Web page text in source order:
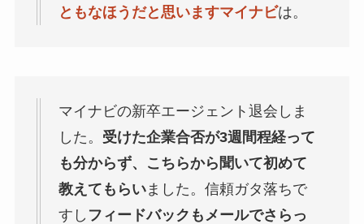
ともなほうだと思いますマイナビは。
マイナビの新卒エージェント退会しま
した。 受けた企業合否が3週間程経って
も分からず、こちらから聞いて初めて
教えてもらいました。信頼ガタ落ちで
すし フィードバックもメールでさらっ